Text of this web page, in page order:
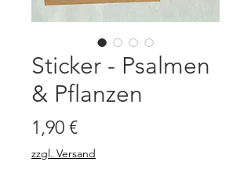
Sticker - Psalmen
& Pflanzen
1,90 €Preis
zzgl. Versand